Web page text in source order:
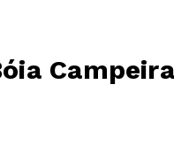
Campeira